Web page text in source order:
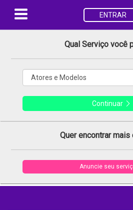
ENTRAR
Qual Serviço você
Continuar
Quer encontrar
Anuncie seu